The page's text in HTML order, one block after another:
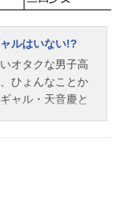
制作：マッドハ
bluehour」HanaH
美嘉公開開始年
電子書籍『淡島
ミック）(C)志村
スケジュー
木）配信開始キ
愛美 畠中祐大
西園練牙：小笠
シキ神名雪風：
中雅章五十竹あ
颯人北片來人：
ルはいない!?
オタクな男子高
ひょんなことか
ャル・天音慶と
伊地知。天音は